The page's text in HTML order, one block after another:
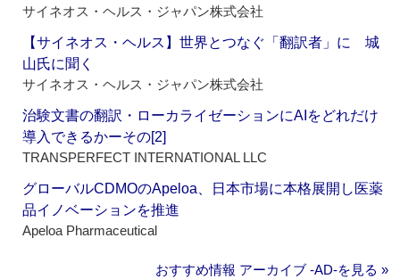
サイネオス・ヘルス・ジャパン株式会社
【サイネオス・ヘルス】世界とつなぐ「翻訳者」に 城
山氏に聞く
サイネオス・ヘルス・ジャパン株式会社
治験文書の翻訳・ローカライゼーションにAIをどれだけ
導入できるかーその[2]
TRANSPERFECT INTERNATIONAL LLC
グローバルCDMOのApeloa、日本市場に本格展開し医薬
品イノベーションを推進
Apeloa Pharmaceutical
おすすめ情報 アーカイブ ‐AD‐を見る »